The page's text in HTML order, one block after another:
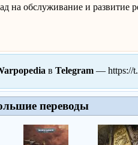
на обслуживание и развитие
в Telegram — https://
переводы